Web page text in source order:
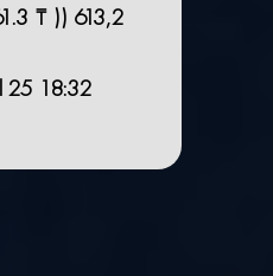
₸ )) 613,2
25 18:32